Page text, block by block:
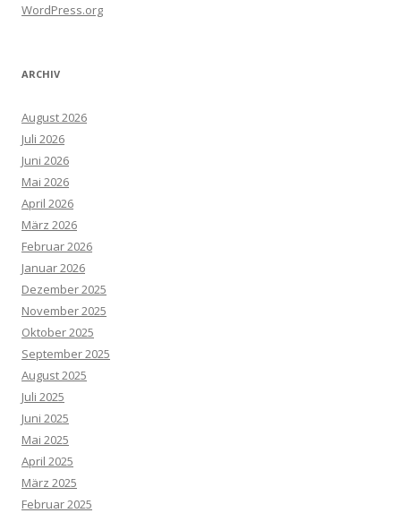
WordPress.org
ARCHIV
August 2026
Juli 2026
Juni 2026
Mai 2026
April 2026
März 2026
Februar 2026
Januar 2026
Dezember 2025
November 2025
Oktober 2025
September 2025
August 2025
Juli 2025
Juni 2025
Mai 2025
April 2025
März 2025
Februar 2025